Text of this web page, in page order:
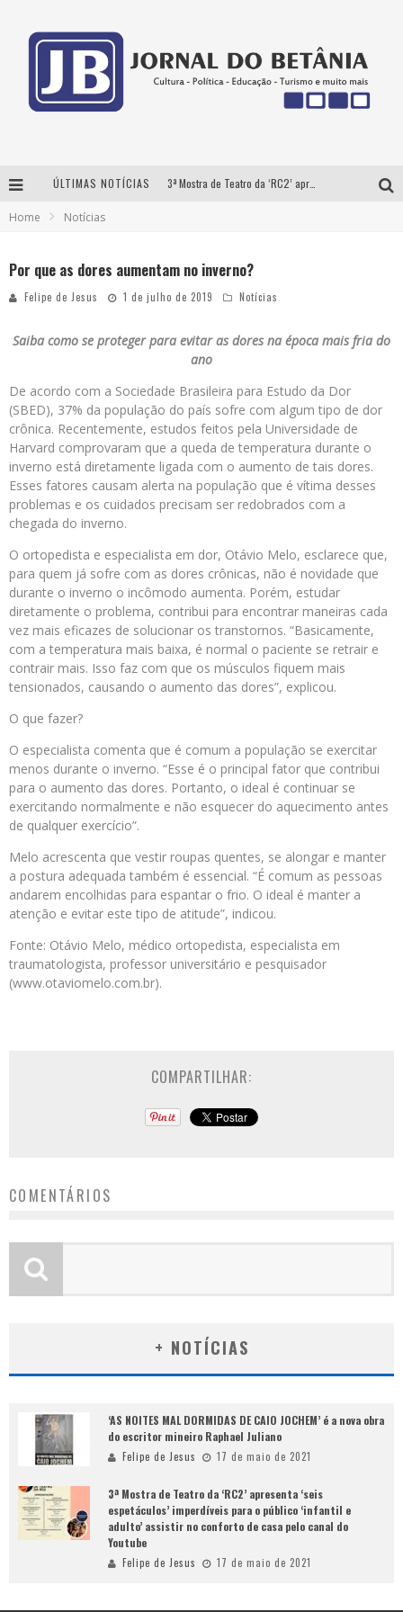
ÚLTIMAS NOTÍCIAS 3ª Mostra de Teatro da ‘RC2’ apresenta ‘seis espetáculos’ imperdíveis para o público ‘infantil e adulto’ assistir no conforto de casa pelo canal do Youtube
Home Notícias
Por que as dores aumentam no inverno?
Felipe de Jesus 1 de julho de 2019 Notícias
Saiba como se proteger para evitar as dores na época mais fria do
ano
De acordo com a Sociedade Brasileira para Estudo da Dor
(SBED), 37% da população do país sofre com algum tipo de dor
crônica. Recentemente, estudos feitos pela Universidade de
Harvard comprovaram que a queda de temperatura durante o
inverno está diretamente ligada com o aumento de tais dores.
Esses fatores causam alerta na população que é vítima desses
problemas e os cuidados precisam ser redobrados com a
chegada do inverno.
O ortopedista e especialista em dor, Otávio Melo, esclarece que,
para quem já sofre com as dores crônicas, não é novidade que
durante o inverno o incômodo aumenta. Porém, estudar
diretamente o problema, contribui para encontrar maneiras cada
vez mais eficazes de solucionar os transtornos. “Basicamente,
com a temperatura mais baixa, é normal o paciente se retrair e
contrair mais. Isso faz com que os músculos fiquem mais
tensionados, causando o aumento das dores”, explicou.
O que fazer?
O especialista comenta que é comum a população se exercitar
menos durante o inverno. “Esse é o principal fator que contribui
para o aumento das dores. Portanto, o ideal é continuar se
exercitando normalmente e não esquecer do aquecimento antes
de qualquer exercício”.
Melo acrescenta que vestir roupas quentes, se alongar e manter
a postura adequada também é essencial. “É comum as pessoas
andarem encolhidas para espantar o frio. O ideal é manter a
atenção e evitar este tipo de atitude”, indicou.
Fonte: Otávio Melo, médico ortopedista, especialista em
traumatologista, professor universitário e pesquisador
(www.otaviomelo.com.br).
COMPARTILHAR:
COMENTÁRIOS
+ NOTÍCIAS
‘AS NOITES MAL DORMIDAS DE CAIO JOCHEM’ é a nova obra
do escritor mineiro Raphael Juliano
Felipe de Jesus 17 de maio de 2021
3ª Mostra de Teatro da ‘RC2’ apresenta ‘seis
espetáculos’ imperdíveis para o público ‘infantil e
adulto’ assistir no conforto de casa pelo canal do
Youtube
Felipe de Jesus 17 de maio de 2021